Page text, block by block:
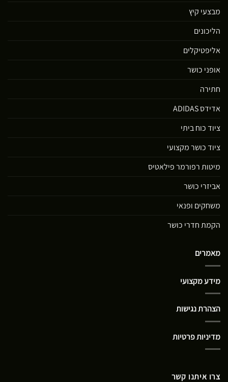
מבצעי קיץ
הליכונים
אליפטיקלים
אופני כושר
חתירה
אדידס ADIDAS
ציוד כוח ביתי
ציוד כושר מקצועי
מיטות רפורמר פילאטיס
אביזרי כושר
משחקים ופנאי
הקמת חדרי כושר
מאמרים
מידע מקצועי
הצהרת נגישות
מדיניות פרטיות
צרו איתנו קשר